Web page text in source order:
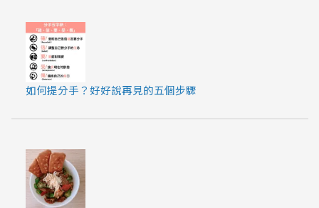
如何提分手？好好說再見的五個步驟